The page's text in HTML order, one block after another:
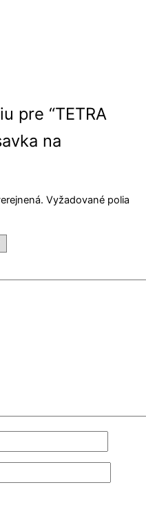
pre “TETRA
na
Vyžadované polia